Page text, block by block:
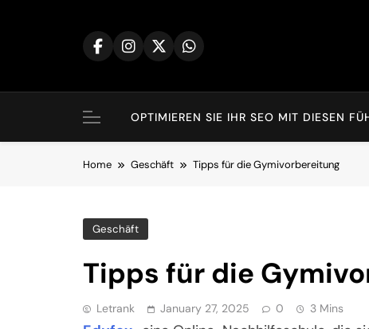
OPTIMIEREN SIE IHR SEO MIT DIESEN
Home Geschäft Tipps für die Gymivorbereitung
Geschäft
Tipps für die
Letrank January 27, 2025 0 3 Mins